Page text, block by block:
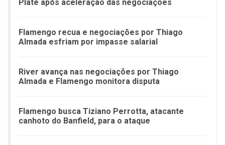
Plate após aceleração das negociações
Flamengo recua e negociações por Thiago
Almada esfriam por impasse salarial
River avança nas negociações por Thiago
Almada e Flamengo monitora disputa
Flamengo busca Tiziano Perrotta, atacante
canhoto do Banfield, para o ataque